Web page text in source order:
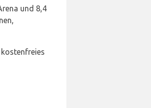
und 8,4